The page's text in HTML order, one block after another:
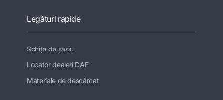
Legături rapide
Schiţe de şasiu
Locator dealeri DAF
Materiale de descărcat